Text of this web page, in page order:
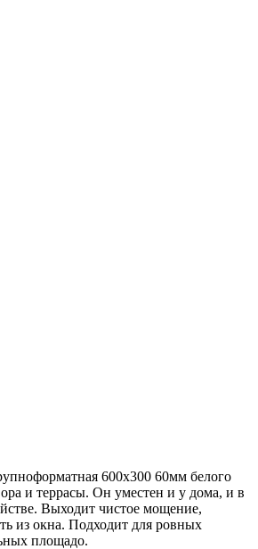
600х300 60мм белого
и террасы. Он уместен и у дома, и в
Выходит чистое мощение,
из окна. Подходит для ровных
площадо.